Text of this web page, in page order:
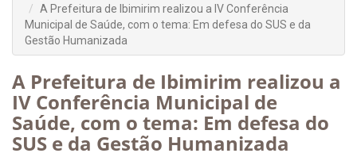
A Prefeitura de Ibimirim realizou a IV Conferência
Municipal de Saúde, com o tema: Em defesa do SUS e da
Gestão Humanizada
A Prefeitura de Ibimirim realizou a
IV Conferência Municipal de
Saúde, com o tema: Em defesa do
SUS e da Gestão Humanizada